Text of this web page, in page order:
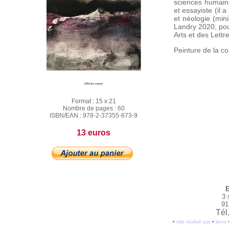
Format : 15 x 21
Nombre de pages : 60
ISBN/EAN : 978-2-37355-873-9
13 euros
sciences
et essayiste (il a
et néologie
Landry 2020,
Arts et des
Peinture de la
3
• site réalisé par• liens